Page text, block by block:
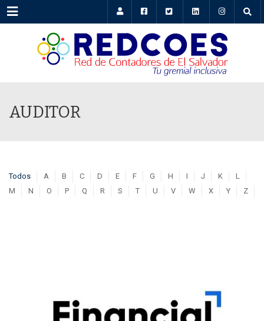
Menu
AUDITOR
Todos A B C D E F G H I J K
L
M
N O P Q R S T U V W X Y Z